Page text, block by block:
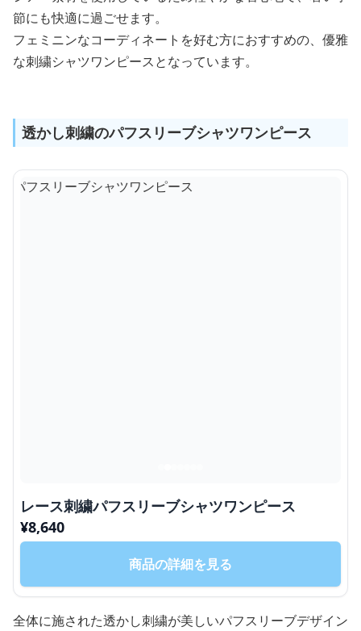
節にも快適に過ごせます。
フェミニンなコーディネートを好む方におすすめの、優雅
な刺繍シャツワンピースとなっています。
透かし刺繍のパフスリーブシャツワンピース
レース刺繍パフスリーブシャツワンピース
¥8,640
商品の詳細を見る
全体に施された透かし刺繍が美しいパフスリーブデザイン